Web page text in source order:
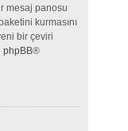
mesaj panosu
kurmasını
bir çeviri
phpBB®